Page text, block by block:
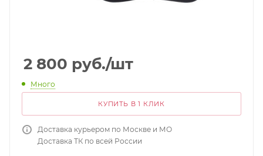
2 800 руб./шт
Много
КУПИТЬ В 1 КЛИК
Доставка курьером по Москве и МО
Доставка ТК по всей России